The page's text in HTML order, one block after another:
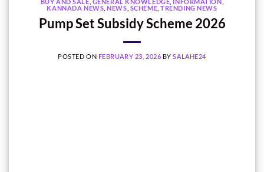
KANNADA NEWS ,NEWS SCHEME ,TRENDING NEWS
Pump Set Subsidy Scheme 2026
POSTED ON FEBRUARY 23, 2026 BYSALAHE24